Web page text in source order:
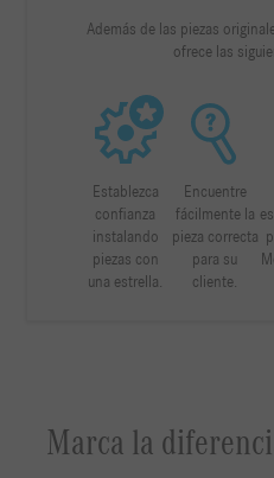
Además de las piezas
ofrece las
Establezca
confianza
instalando
piezas con
una estrella.
Encuentre
fácilmente la
pieza correcta
para su
cliente.
Marca la